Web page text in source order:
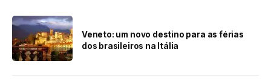
Veneto: um novo destino para as férias
dos brasileiros na Itália